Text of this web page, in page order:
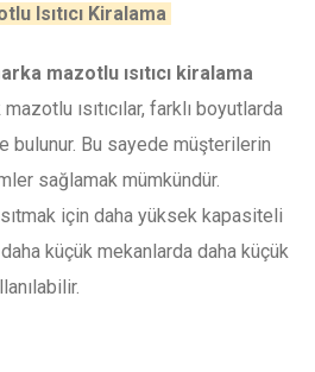
Isıtıcı Kiralama
mazotlu ısıtıcı kiralama
ısıtıcılar, farklı boyutlarda
bulunur. Bu sayede müşterilerin
sağlamak mümkündür.
için daha yüksek kapasiteli
daha küçük mekanlarda daha küçük